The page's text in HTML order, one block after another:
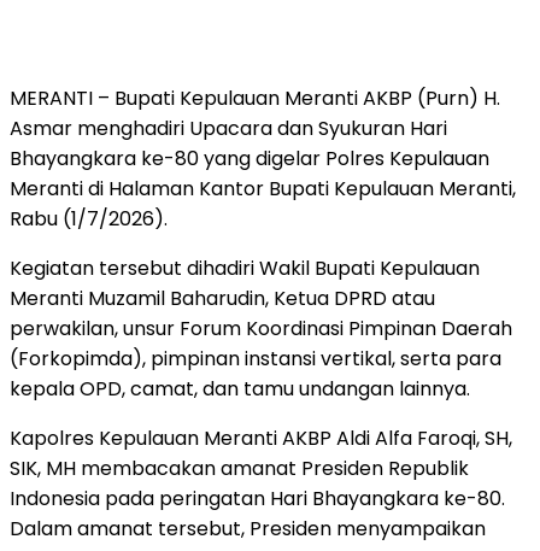
MERANTI – Bupati Kepulauan Meranti AKBP (Purn) H.
Asmar menghadiri Upacara dan Syukuran Hari
Bhayangkara ke-80 yang digelar Polres Kepulauan
Meranti di Halaman Kantor Bupati Kepulauan Meranti,
Rabu (1/7/2026).
Kegiatan tersebut dihadiri Wakil Bupati Kepulauan
Meranti Muzamil Baharudin, Ketua DPRD atau
perwakilan, unsur Forum Koordinasi Pimpinan Daerah
(Forkopimda), pimpinan instansi vertikal, serta para
kepala OPD, camat, dan tamu undangan lainnya.
Kapolres Kepulauan Meranti AKBP Aldi Alfa Faroqi, SH,
SIK, MH membacakan amanat Presiden Republik
Indonesia pada peringatan Hari Bhayangkara ke-80.
Dalam amanat tersebut, Presiden menyampaikan